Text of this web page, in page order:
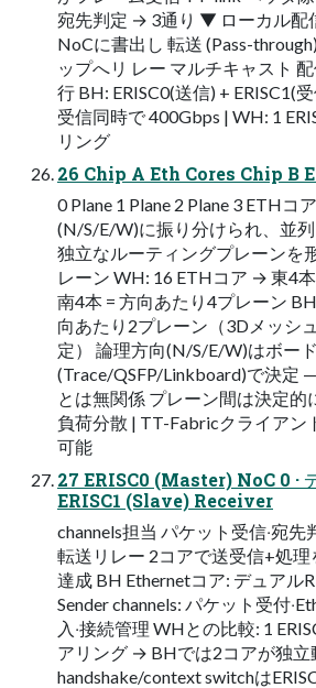
宛先判定 → 3通り ▼ ローカル配
NoCに書出し 転送 (Pass-
ップへリ レー マルチキャスト
行 BH: ERISC0(送信) + ERISC1(
受信同時で 400Gbps | WH: 1
リング
26 Chip A Eth Cores Chip B
0 Plane 1 Plane 2 Plane 3 ETHコ
(N/S/E/W)に振り分けられ、並
独立なルーティングプレーンを
レーン WH: 16 ETHコア → 東4
南4本 = 方向あたり4プレーン
向あたり2プレーン（3Dメッシ
定） 論理方向(N/S/E/W)はボー
(Trace/QSFP/Linkboard)で決定
とは無関係 プレーン間は決定的
負荷分散 | TT-Fabricクライアン
可能
27 ERISC0 (Master) NoC 0 ·
ERISC1 (Slave) Receiver
channels担当 パケット受信‧宛先
転送リレー 2コアで送受信+処
達成 BH Ethernetコア: デュアル
Sender channels: パケット受付
⼊‧接続管理 WHとの⽐較: 1
アリング → BHでは2コアが独⽴
handshake/context switchは